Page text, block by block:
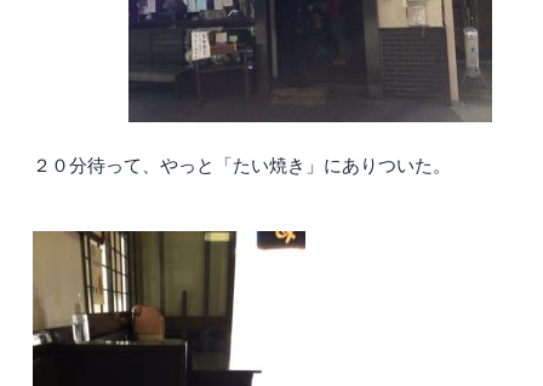
２０分待って、やっと「たい焼き」にありついた。